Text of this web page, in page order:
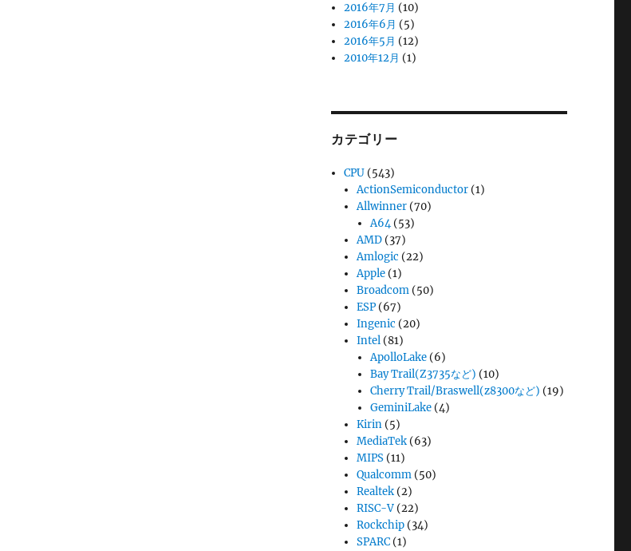
2016年7月 (10)
2016年6月 (5)
2016年5月 (12)
2010年12月 (1)
カテゴリー
CPU (543)
ActionSemiconductor (1)
Allwinner (70)
A64(53)
AMD (37)
Amlogic (22)
Apple (1)
Broadcom (50)
ESP (67)
Ingenic (20)
Intel (81)
ApolloLake(6)
Bay Trail(Z3735など) (10)
Cherry Trail/Braswell(z8300など) (19)
GeminiLake(4)
Kirin (5)
MediaTek (63)
MIPS (11)
Qualcomm (50)
Realtek (2)
RISC-V (22)
Rockchip (34)
SPARC (1)